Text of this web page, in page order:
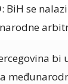
: BiH se
bi